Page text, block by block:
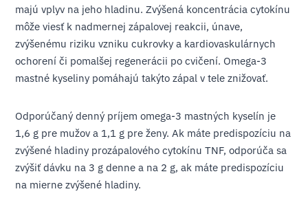
majú vplyv na jeho hladinu. Zvýšená koncentrácia cytokínu
môže viesť k nadmernej zápalovej reakcii, únave,
zvýšenému riziku vzniku cukrovky a kardiovaskulárnych
ochorení či pomalšej regenerácii po cvičení. Omega-3
mastné kyseliny pomáhajú takýto zápal v tele znižovať.
Odporúčaný denný príjem omega-3 mastných kyselín je
1,6 g pre mužov a 1,1 g pre ženy. Ak máte predispozíciu na
zvýšené hladiny prozápalového cytokínu TNF, odporúča sa
zvýšiť dávku na 3 g denne a na 2 g, ak máte predispozíciu
na mierne zvýšené hladiny.